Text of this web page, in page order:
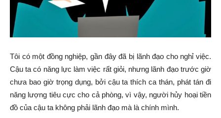
Tôi có một đồng nghiệp, gần đây đã bị lãnh đạo cho nghỉ việc.
Cậu ta có năng lực làm việc rất giỏi, nhưng lãnh đạo trước giờ
chưa bao giờ trọng dụng, bởi cậu ta thích ca thán, phát tán đi
năng lượng tiêu cực cho cả phòng, vì vậy, người hủy hoại tiền
đồ của cậu ta không phải lãnh đạo mà là chính mình.